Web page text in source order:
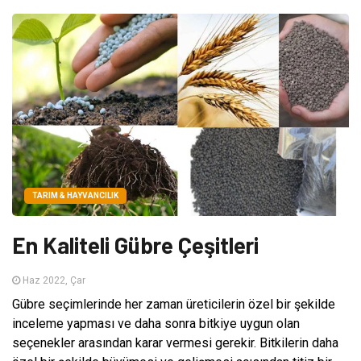
TARIM & HAYVANCILIK
En Kaliteli Gübre Çeşitleri
Haz 2022, Çar
Gübre seçimlerinde her zaman üreticilerin özel bir şekilde
inceleme yapması ve daha sonra bitkiye uygun olan
seçenekler arasından karar vermesi gerekir. Bitkilerin daha